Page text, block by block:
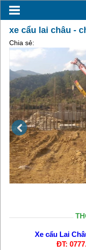
xe cẩu lai châu -
Chia sẻ:
Xe cẩu Lai
ĐT: